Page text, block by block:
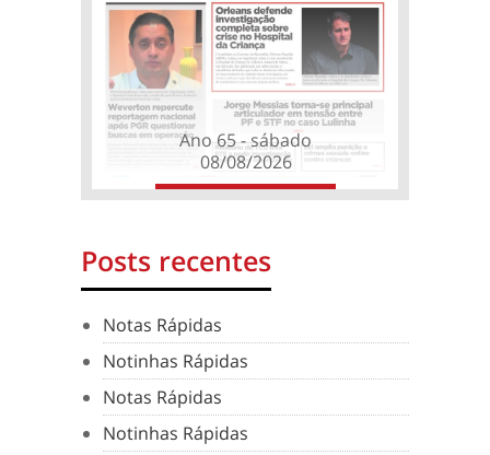
Ano 65 - sábado
08/08/2026
Posts recentes
Notas Rápidas
Notinhas Rápidas
Notas Rápidas
Notinhas Rápidas